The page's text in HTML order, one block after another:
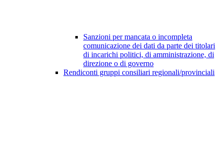
Sanzioni per mancata o incompleta
comunicazione dei dati da parte dei titolari
di incarichi politici, di amministrazione, di
direzione o di governo
Rendiconti gruppi consiliari regionali/provinciali